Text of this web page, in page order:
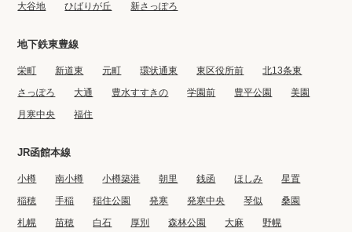
大谷地
ひばりが丘 新さっぽろ
地下鉄東豊線
栄町 新道東 元町 環状通東 東区役所前
北13条東
さっぽろ
大通 豊水すすきの 学園前 豊平公園
美園
月寒中央
福住
JR函館本線
小樽 南小樽 小樽築港 朝里 銭函 ほしみ
星置
稲穂
手稲 稲住公園 発寒 発寒中央 琴似
桑園
札幌
苗穂 白石 厚別 森林公園 大麻
野幌